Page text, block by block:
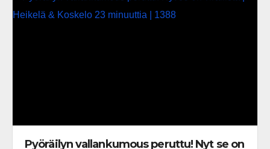
Pyöräilyn vallankumous peruttu! Nyt se on